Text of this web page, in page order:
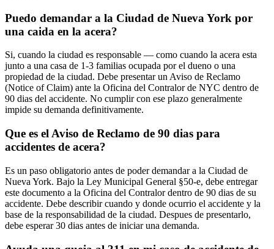
Puedo demandar a la Ciudad de Nueva York por
una caida en la acera?
Si, cuando la ciudad es responsable — como cuando la acera esta
junto a una casa de 1-3 familias ocupada por el dueno o una
propiedad de la ciudad. Debe presentar un Aviso de Reclamo
(Notice of Claim) ante la Oficina del Contralor de NYC dentro de
90 dias del accidente. No cumplir con ese plazo generalmente
impide su demanda definitivamente.
Que es el Aviso de Reclamo de 90 dias para
accidentes de acera?
Es un paso obligatorio antes de poder demandar a la Ciudad de
Nueva York. Bajo la Ley Municipal General §50-e, debe entregar
este documento a la Oficina del Contralor dentro de 90 dias de su
accidente. Debe describir cuando y donde ocurrio el accidente y la
base de la responsabilidad de la ciudad. Despues de presentarlo,
debe esperar 30 dias antes de iniciar una demanda.